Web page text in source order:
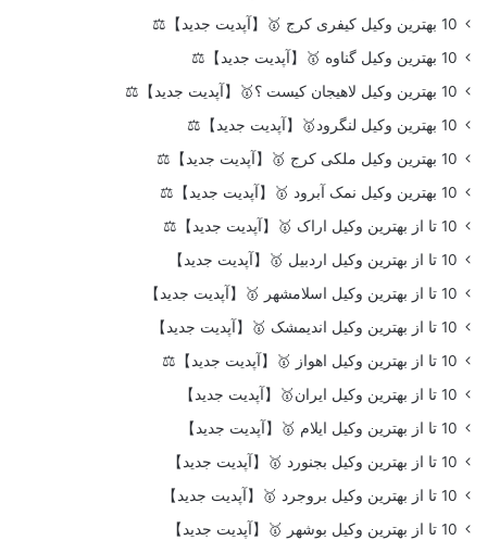
10 بهترین وکیل کیفری کرج 🥇【آپدیت جدید】⚖️
10 بهترین وکیل گناوه 🥇【آپدیت جدید】⚖️
10 بهترین وکیل لاهیجان کیست ؟🥇【آپدیت جدید】⚖️
10 بهترین وکیل لنگرود🥇【آپدیت جدید】⚖️
10 بهترین وکیل ملکی کرج 🥇【آپدیت جدید】⚖️
10 بهترین وکیل نمک آبرود 🥇【آپدیت جدید】⚖️
10 تا از بهترین وکیل اراک 🥇【آپدیت جدید】⚖️
10 تا از بهترین وکیل اردبیل 🥇【آپدیت جدید】
10 تا از بهترین وکیل اسلامشهر 🥇【آپدیت جدید】
10 تا از بهترین وکیل اندیمشک 🥇【آپدیت جدید】
10 تا از بهترین وکیل اهواز 🥇【آپدیت جدید】⚖️
10 تا از بهترین وکیل ایران🥇【آپدیت جدید】
10 تا از بهترین وکیل ایلام 🥇【آپدیت جدید】
10 تا از بهترین وکیل بجنورد 🥇【آپدیت جدید】
10 تا از بهترین وکیل بروجرد 🥇【آپدیت جدید】
10 تا از بهترین وکیل بوشهر 🥇【آپدیت جدید】